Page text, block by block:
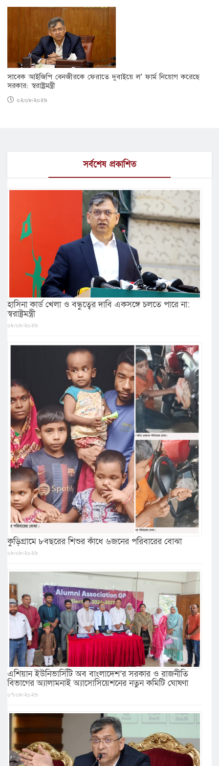
সাবেক আইজিপি বেনজীরকে ফেরাতে দুবাইয়ে ল’ ফার্ম নিয়োগ করেছে
সরকার: স্বরাষ্ট্রমন্ত্রী
০২/০৮/২০২৬
সর্বশেষ প্রকাশিত
হাসিনা কার্ড খেলা ও বন্ধুত্বের দাবি একসঙ্গে চলতে পারে না:
স্বরাষ্ট্রমন্ত্রী
০৮/০৮/২০২৬
কুড়িগ্রামে ৮বছরের শিশুর কাঁধে ৬জনের পরিবারের বোঝা
০৮/০৮/২০২৬
এশিয়ান ইউনিভার্সিটি অব বাংলাদেশ’র সরকার ও রাজনীতি
বিভাগের অ্যালামনাই অ্যাসোসিয়েশনের নতুন কমিটি ঘোষণা
০৭/০৮/২০২৬